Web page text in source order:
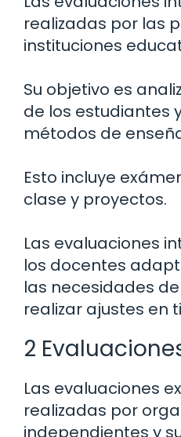
realizadas por las
instituciones
Su objetivo es
de los estudiantes
métodos de
Esto incluye
clase y proyectos.
Las evaluaciones
los docentes
las necesidades
realizar ajustes en
2
Las evaluaciones
realizadas por
independientes y